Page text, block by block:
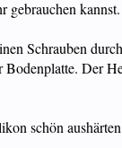
gebrauchen
Schrauben
Der
schön